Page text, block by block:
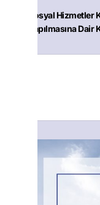
Sosyal Hizmetler
Yapılmasına